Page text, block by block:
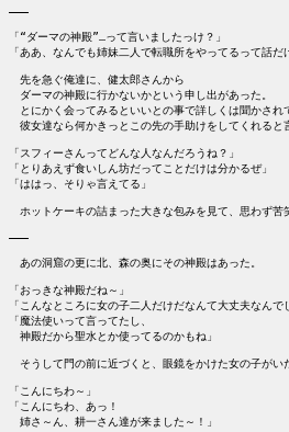
―――
「“ダーマの神殿”…って言いましたっけ？」
「ああ、なんでも姉妹二人で転職所をやってるって話だ
先を急ぐ俺達に、健太郎さんから
ダーマの神殿に行かないかという申し出があった。
とにかく会ってみるといいとの事で詳しくは聞かされ
彼女達なら何かきっとこの先の手助けをしてくれると
「スフィーさんってどんな人なんだろうね？」
「とりあえず食いしん坊だってことだけは分かるぜ」
「ははっ、そりゃ言えてる」
ホットケーキの詰まった大きな包みを見て、思わず苦
―――
あの洞窟の更に北、森の奥にその神殿はあった。
「おっきな神殿だね～」
「こんなところに女の子二人だけだなんて大丈夫なんで
「魔法使いって言ってたし、
神殿だから聖水とか使ってるのかもね」
そうして門の前に近づくと、眼鏡をかけた女の子がい
「こんにちわ～」
「こんにちわ、あっ！
姉さ～ん、耕一さん達が来ました～！」